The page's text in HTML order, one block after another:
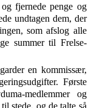
fjernede penge og
undtagen dem, der
som afslog alle
summer til Frelse-
en kommissær,
Første
medlemmer og
stede, og de talte så